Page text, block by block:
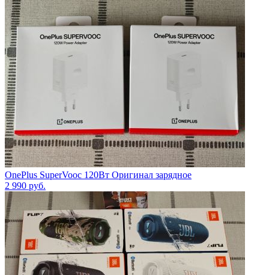
OnePlus SuperVooc 120Вт Оригинал зарядное
2 990 руб.